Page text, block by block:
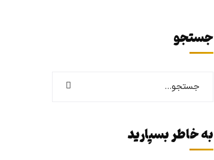
جستجو
به خاطر بسپارید